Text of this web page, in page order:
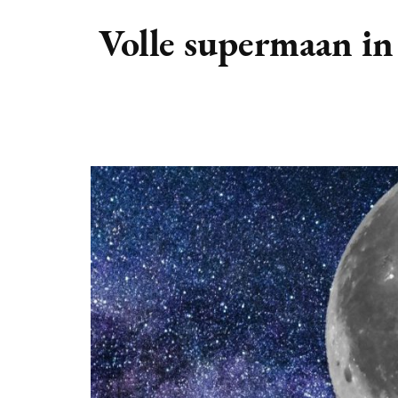
PLANETEN &
Volle supermaan